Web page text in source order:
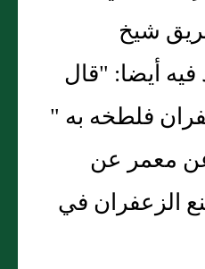
شيخ
فيه أيضا: "قال
فلطخه به "
معمر عن
الزعفران في